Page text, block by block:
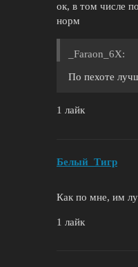
ок, в том числе
норм
_Faraon_6X:
По пехоте
1 лайк
Белый_Tигр
Как по мне, им
1 лайк